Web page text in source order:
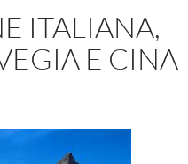
ITALIANA,
E CINA